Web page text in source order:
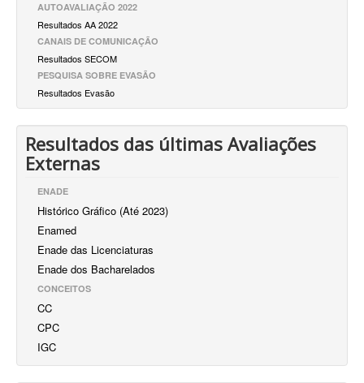
AUTOAVALIAÇÃO 2022
Resultados AA 2022
CANAIS DE COMUNICAÇÃO
Resultados SECOM
PESQUISA SOBRE EVASÃO
Resultados Evasão
Resultados das últimas Avaliações
Externas
ENADE
Histórico Gráfico (Até 2023)
Enamed
Enade das Licenciaturas
Enade dos Bacharelados
CONCEITOS
CC
CPC
IGC